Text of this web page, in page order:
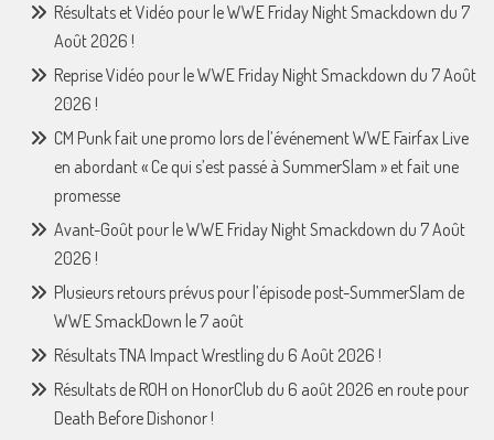
Résultats et Vidéo pour le WWE Friday Night Smackdown du 7
Août 2026 !
Reprise Vidéo pour le WWE Friday Night Smackdown du 7 Août
2026 !
CM Punk fait une promo lors de l’événement WWE Fairfax Live
en abordant « Ce qui s’est passé à SummerSlam » et fait une
promesse
Avant-Goût pour le WWE Friday Night Smackdown du 7 Août
2026 !
Plusieurs retours prévus pour l’épisode post-SummerSlam de
WWE SmackDown le 7 août
Résultats TNA Impact Wrestling du 6 Août 2026 !
Résultats de ROH on HonorClub du 6 août 2026 en route pour
Death Before Dishonor !